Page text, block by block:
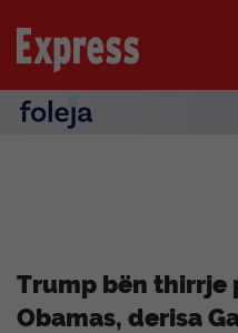
Trump bën thirrje
Obamas, derisa